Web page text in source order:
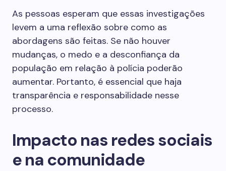
As pessoas esperam que essas investigações
levem a uma reflexão sobre como as
abordagens são feitas. Se não houver
mudanças, o medo e a desconfiança da
população em relação à polícia poderão
aumentar. Portanto, é essencial que haja
transparência e responsabilidade nesse
processo.
Impacto nas redes sociais
e na comunidade